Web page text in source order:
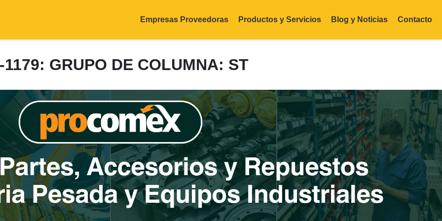
Empresas Proveedoras Productos y Servicios Blog y Noticias Contacto
1179: GRUPO DE COLUMNA: ST